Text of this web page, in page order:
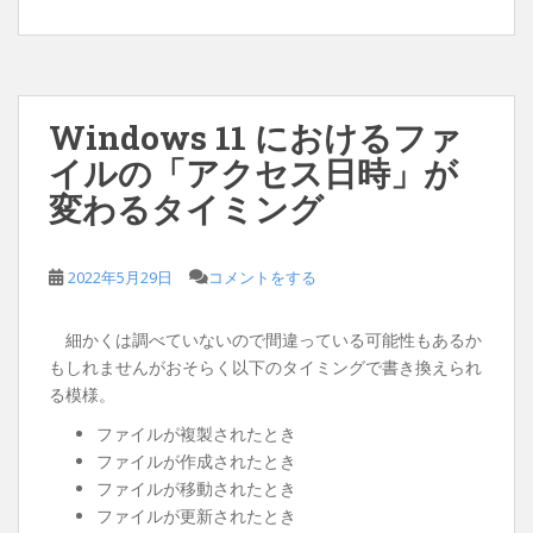
Windows 11 におけるファ
イルの「アクセス日時」が
変わるタイミング
2022年5月29日 コメントをする
細かくは調べていないので間違っている可能性もあるか
もしれませんがおそらく以下のタイミングで書き換えられ
る模様。
ファイルが複製されたとき
ファイルが作成されたとき
ファイルが移動されたとき
ファイルが更新されたとき